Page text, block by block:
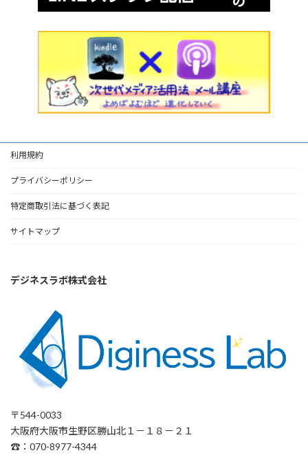
利用規約
プライバシーポリシー
特定商取引法に基づく表記
サイトマップ
デジネスラボ株式会社
〒544-0033
大阪府大阪市生野区勝山北１－１８－２１
☎：070-8977-4344